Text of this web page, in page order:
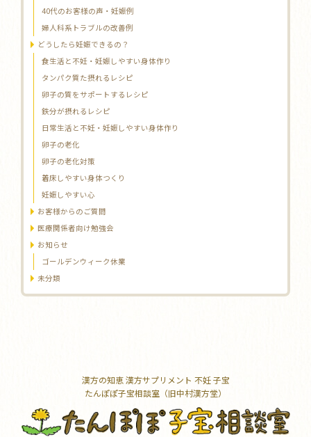
40代のお客様の声・妊娠例
婦人科系トラブルの改善例
どうしたら妊娠できるの？
食生活と不妊・妊娠しやすい身体作り
タンパク質た摂れるレシピ
卵子の質をサポートするレシピ
鉄分が摂れるレシピ
日常生活と不妊・妊娠しやすい身体作り
卵子の老化
卵子の老化対策
着床しやすい身体つくり
妊娠しやすい心
お客様からのご質問
医療関係者向け勉強会
お知らせ
ゴールデンウィーク休業
未分類
漢方の知恵 漢方サプリメント 不妊 子宝
たんぽぽ子宝相談室（旧中村漢方堂）